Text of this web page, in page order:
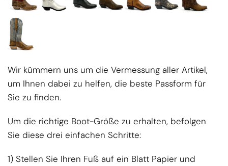
Wir kümmern uns um die Vermessung aller Artikel,
um Ihnen dabei zu helfen, die beste Passform für
Sie zu finden.
Um die richtige Boot-Größe zu erhalten, befolgen
Sie diese drei einfachen Schritte:
1) Stellen Sie Ihren Fuß auf ein Blatt Papier und